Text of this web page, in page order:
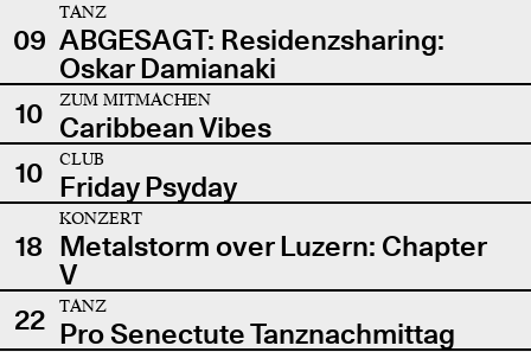
09
TANZ
ABGESAGT: Residenzsharing:
Oskar Damianaki
10
ZUM MITMACHEN
Caribbean Vibes
10
CLUB
Friday Psyday
18
KONZERT
Metalstorm over Luzern: Chapter
V
22
TANZ
Pro Senectute Tanznachmittag